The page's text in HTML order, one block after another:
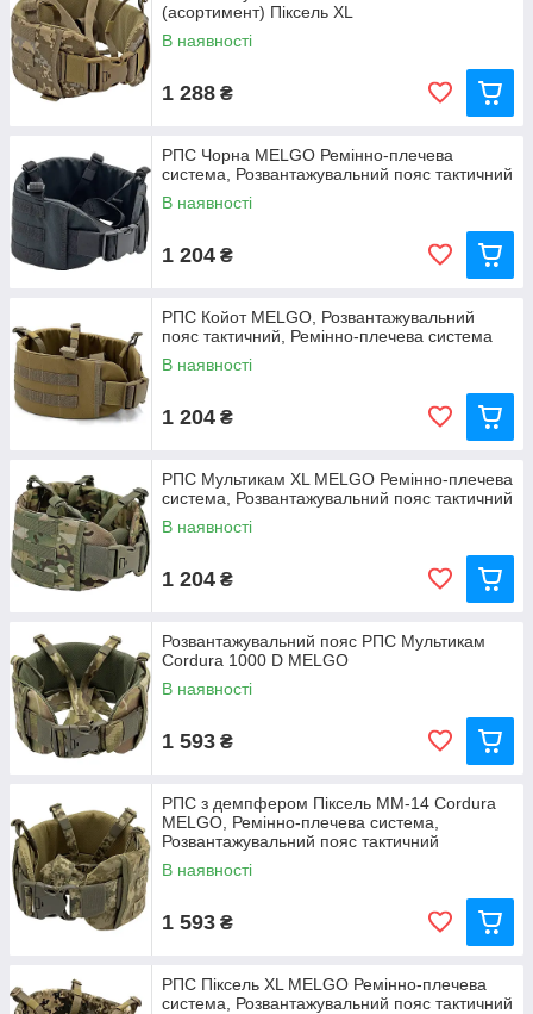
(асортимент) Піксель XL
В наявності
1 288 ₴
РПС Чорна MELGO Ремінно-плечева
система, Розвантажувальний пояс тактичний
В наявності
1 204 ₴
РПС Койот MELGO, Розвантажувальний
пояс тактичний, Ремінно-плечева система
В наявності
1 204 ₴
РПС Мультикам XL MELGO Ремінно-плечева
система, Розвантажувальний пояс тактичний
В наявності
1 204 ₴
Розвантажувальний пояс РПС Мультикам
Cordura 1000 D MELGO
В наявності
1 593 ₴
РПС з демпфером Піксель ММ-14 Cordura
MELGO, Ремінно-плечева система,
Розвантажувальний пояс тактичний
В наявності
1 593 ₴
РПС Піксель XL MELGO Ремінно-плечева
система, Розвантажувальний пояс тактичний